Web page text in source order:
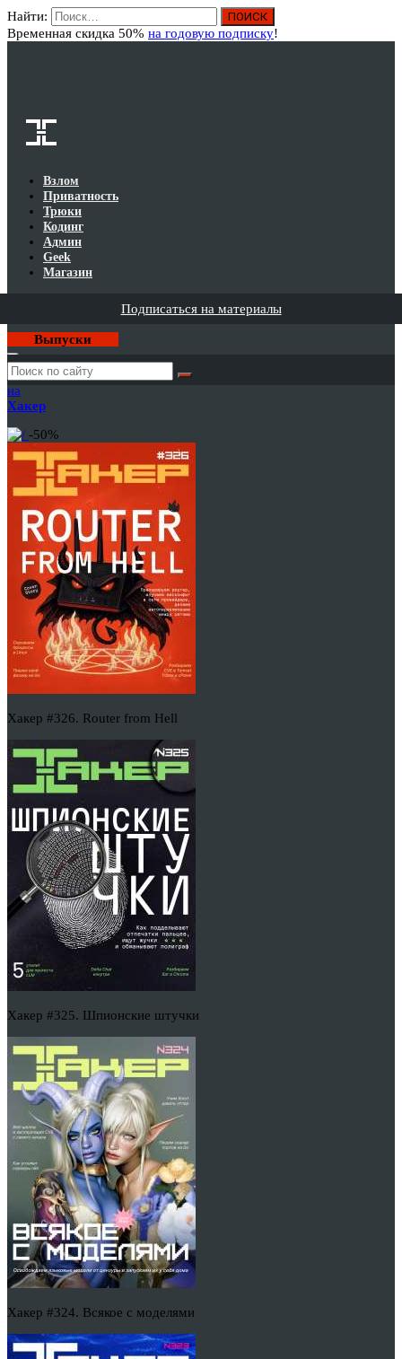
Найти:
Временная скидка 50% на годовую подписку!
Взлом
Приватность
Трюки
Кодинг
Админ
Geek
Магазин
Подписаться на материалы
Выпуски
Годовая
подписка
на
Хакер
-50%
Хакер #326. Router from Hell
Хакер #325. Шпионские штучки
Хакер #324. Всякое с моделями